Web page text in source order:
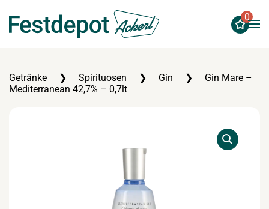
Zum Hauptinhalt springen
0
Getränke Spirituosen Gin
Gin Mare –
Mediterranean 42,7% – 0,7lt